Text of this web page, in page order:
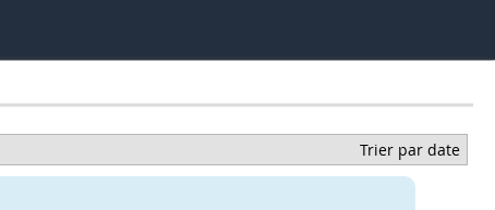
Trier par date